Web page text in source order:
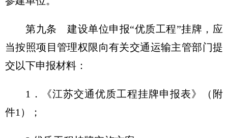
第九条 建设单位申报“优质工程”挂牌，应
当按照项目管理权限向有关交通运输主管部门提
交以下申报材料：
1．《江苏交通优质工程挂牌申报表》（附
件1）；